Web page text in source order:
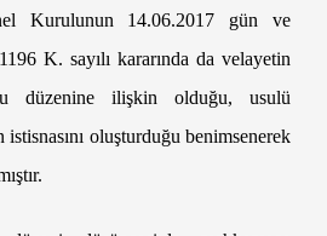
Kurulunun 14.06.2017 gün ve
K. sayılı kararında da velayetin
düzenine ilişkin olduğu, usulü
istisnasını oluşturduğu benimsenerek